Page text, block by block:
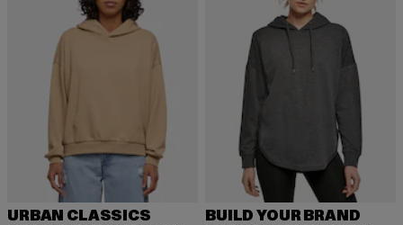
URBAN CLASSICS BUILD YOUR BRAND